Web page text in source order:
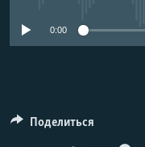
СОЦИАЛЬНЫЕ СЕТИ
0:00
Поделиться